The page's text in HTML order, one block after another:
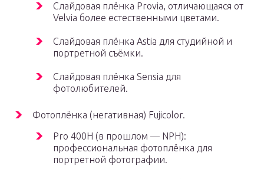
Слайдовая плёнка Provia, отличающаяся от
Velvia более естественными цветами.
Слайдовая плёнка Astia для студийной и
портретной съёмки.
Слайдовая плёнка Sensia для
фотолюбителей.
Фотоплёнка (негативная) Fujicolor.
Pro 400H (в прошлом — NPH):
профессиональная фотоплёнка для
портретной фотографии.